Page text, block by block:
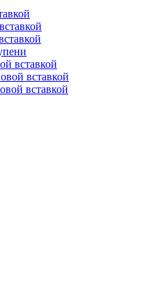
вставкой
вставкой
вставкой